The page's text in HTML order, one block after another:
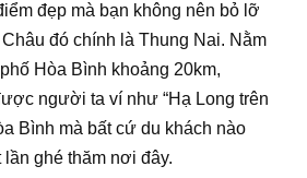
đẹp mà bạn không nên bỏ lỡ
đó chính là Thung Nai. Nằm
Hòa Bình khoảng 20km,
người ta ví như “Hạ Long trên
Bình mà bất cứ du khách nào
ghé thăm nơi đây.